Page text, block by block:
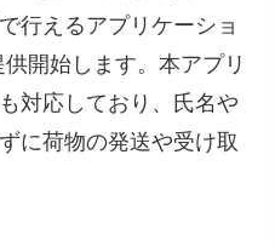
行えるアプリケーショ
開始します。本アプリ
対応しており、氏名や
に荷物の発送や受け取